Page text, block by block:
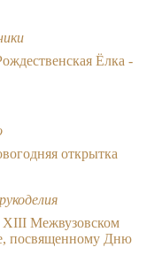
Ёлка -
открытка
ХIII Межвузовском
посвященному Дню